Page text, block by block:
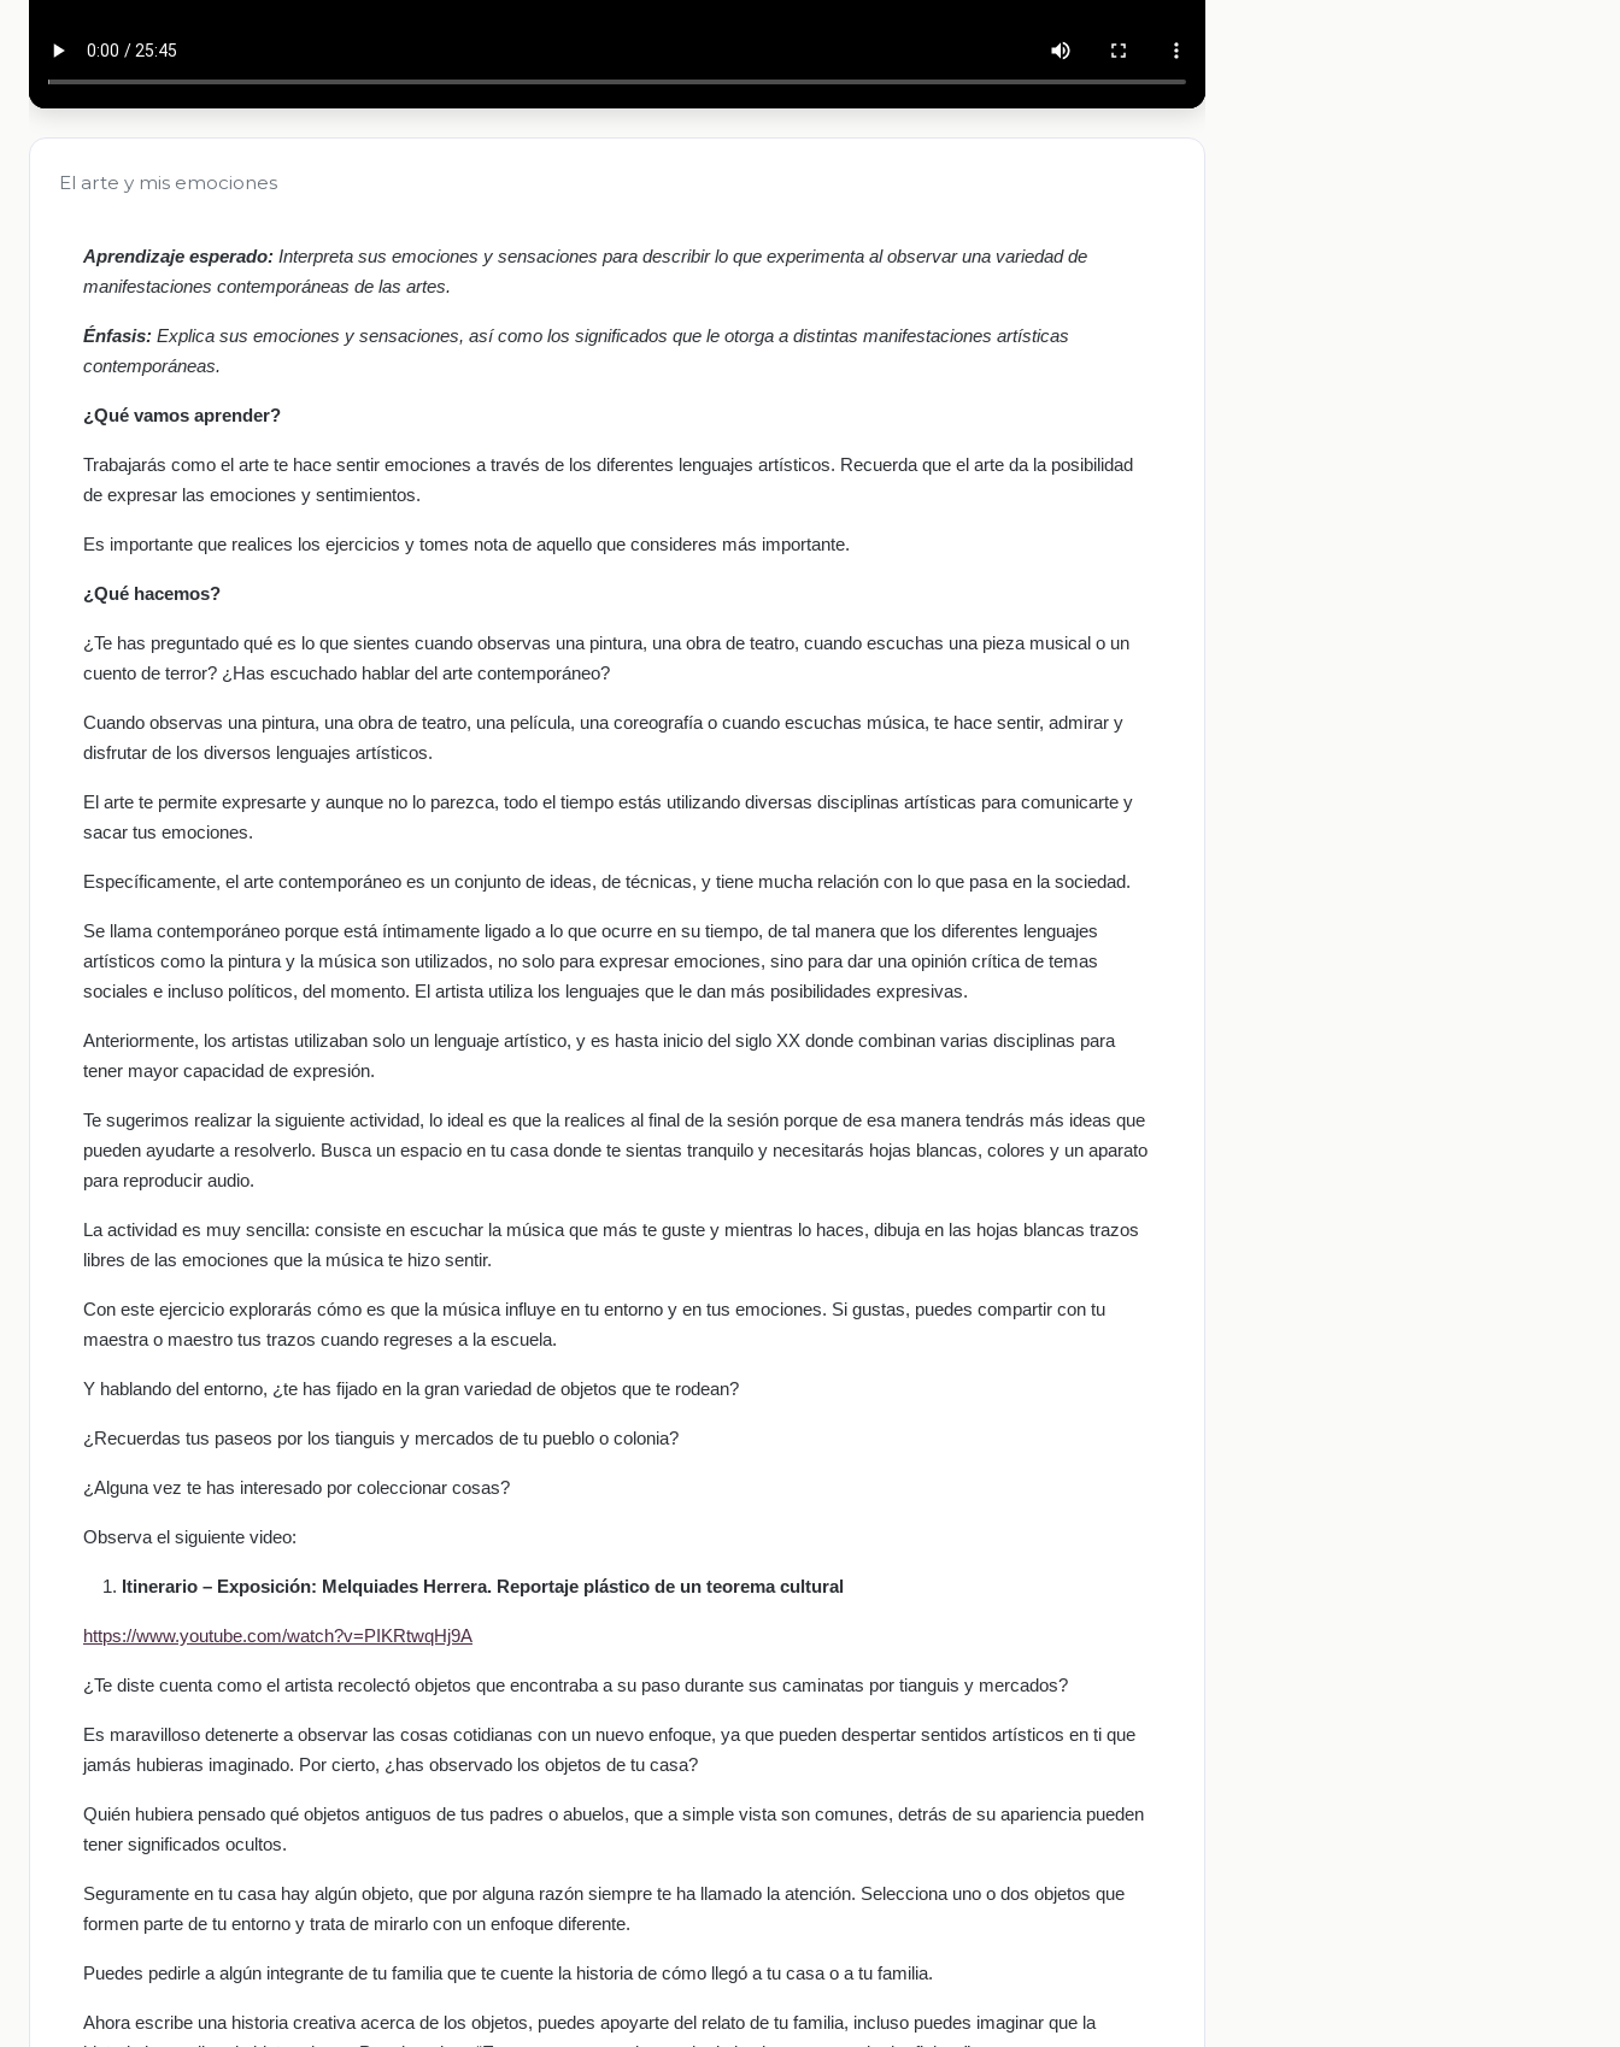
El arte y mis emociones
Aprendizaje esperado: Interpreta sus emociones y sensaciones para describir lo que experimenta al observar una variedad de
manifestaciones contemporáneas de las artes.
Énfasis: Explica sus emociones y sensaciones, así como los significados que le otorga a distintas manifestaciones artísticas
contemporáneas.
¿Qué vamos aprender?
Trabajarás como el arte te hace sentir emociones a través de los diferentes lenguajes artísticos. Recuerda que el arte da la posibilidad
de expresar las emociones y sentimientos.
Es importante que realices los ejercicios y tomes nota de aquello que consideres más importante.
¿Qué hacemos?
¿Te has preguntado qué es lo que sientes cuando observas una pintura, una obra de teatro, cuando escuchas una pieza musical o un
cuento de terror? ¿Has escuchado hablar del arte contemporáneo?
Cuando observas una pintura, una obra de teatro, una película, una coreografía o cuando escuchas música, te hace sentir, admirar y
disfrutar de los diversos lenguajes artísticos.
El arte te permite expresarte y aunque no lo parezca, todo el tiempo estás utilizando diversas disciplinas artísticas para comunicarte y
sacar tus emociones.
Específicamente, el arte contemporáneo es un conjunto de ideas, de técnicas, y tiene mucha relación con lo que pasa en la sociedad.
Se llama contemporáneo porque está íntimamente ligado a lo que ocurre en su tiempo, de tal manera que los diferentes lenguajes
artísticos como la pintura y la música son utilizados, no solo para expresar emociones, sino para dar una opinión crítica de temas
sociales e incluso políticos, del momento. El artista utiliza los lenguajes que le dan más posibilidades expresivas.
Anteriormente, los artistas utilizaban solo un lenguaje artístico, y es hasta inicio del siglo XX donde combinan varias disciplinas para
tener mayor capacidad de expresión.
Te sugerimos realizar la siguiente actividad, lo ideal es que la realices al final de la sesión porque de esa manera tendrás más ideas que
pueden ayudarte a resolverlo. Busca un espacio en tu casa donde te sientas tranquilo y necesitarás hojas blancas, colores y un aparato
para reproducir audio.
La actividad es muy sencilla: consiste en escuchar la música que más te guste y mientras lo haces, dibuja en las hojas blancas trazos
libres de las emociones que la música te hizo sentir.
Con este ejercicio explorarás cómo es que la música influye en tu entorno y en tus emociones. Si gustas, puedes compartir con tu
maestra o maestro tus trazos cuando regreses a la escuela.
Y hablando del entorno, ¿te has fijado en la gran variedad de objetos que te rodean?
¿Recuerdas tus paseos por los tianguis y mercados de tu pueblo o colonia?
¿Alguna vez te has interesado por coleccionar cosas?
Observa el siguiente video:
Itinerario – Exposición: Melquiades Herrera. Reportaje plástico de un teorema cultural
https://www.youtube.com/watch?v=PIKRtwqHj9A
¿Te diste cuenta como el artista recolectó objetos que encontraba a su paso durante sus caminatas por tianguis y mercados?
Es maravilloso detenerte a observar las cosas cotidianas con un nuevo enfoque, ya que pueden despertar sentidos artísticos en ti que
jamás hubieras imaginado. Por cierto, ¿has observado los objetos de tu casa?
Quién hubiera pensado qué objetos antiguos de tus padres o abuelos, que a simple vista son comunes, detrás de su apariencia pueden
tener significados ocultos.
Seguramente en tu casa hay algún objeto, que por alguna razón siempre te ha llamado la atención. Selecciona uno o dos objetos que
formen parte de tu entorno y trata de mirarlo con un enfoque diferente.
Puedes pedirle a algún integrante de tu familia que te cuente la historia de cómo llegó a tu casa o a tu familia.
Ahora escribe una historia creativa acerca de los objetos, puedes apoyarte del relato de tu familia, incluso puedes imaginar que la